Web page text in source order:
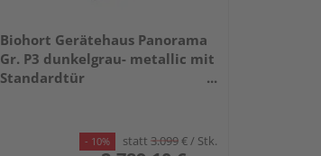
Biohort Gerätehaus Panorama
Gr. P3 dunkelgrau- metallic mit
Standardtür
- 10% statt 3.099€/ Stk.